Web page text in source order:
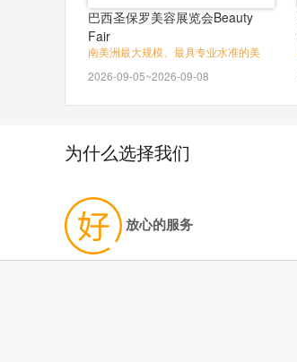
巴西圣保罗美容展览会Beauty
Fair
南美洲最大规模、最具专业水准的美
2026-09-05~2026-09-08
为什么选择我们
放心的服务